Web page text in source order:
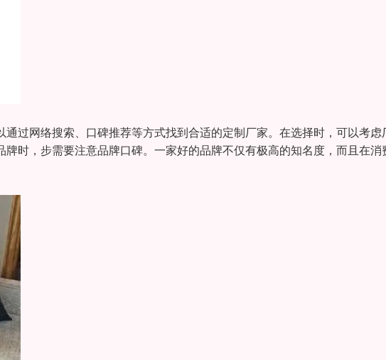
过网络搜索、口碑推荐等方式找到合适的定制厂家。在选择时，可以考虑
时，步需要注意品牌口碑。一家好的品牌不仅有极高的知名度，而且在消